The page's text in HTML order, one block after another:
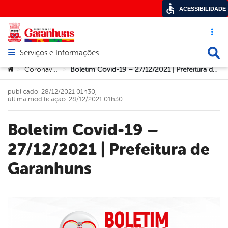
Acesso
Abrir menu principal de navegação
Serviços e Informações
Você está aqui:
> Coronavírus > Boletim Covid-19 – 27/12/2021 | Prefeitura de Garanhuns
Boletim Covid-19 –
27/12/2021 | Prefeitura de
Garanhuns
publicado: 28/12/2021 01h30,
última modificação: 28/12/2021 01h30
ACESSIBILIDADE